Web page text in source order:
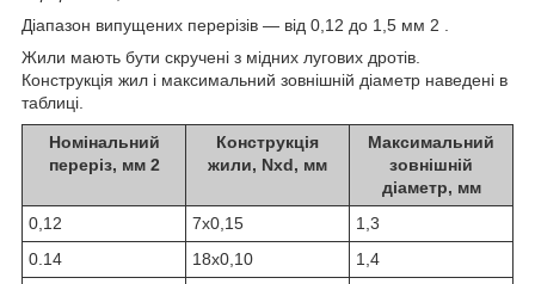
Діапазон випущених перерізів — від 0,12 до 1,5 мм 2 .
Жили мають бути скручені з мідних лугових дротів.
Конструкція жил і максимальний зовнішній діаметр наведені в
таблиці.
Номінальний
переріз, мм 2
Конструкція
жили, Nxd, мм
Максимальний
зовнішній
діаметр, мм
0,12
7х0,15
1,3
0.14
18х0,10
1,4